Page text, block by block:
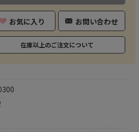
お気に入り お問い合わせ
在庫以上のご注文について